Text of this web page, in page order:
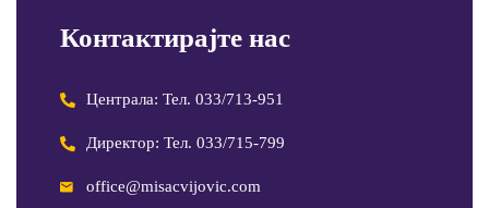
Контактирајте нас
Централа: Тел. 033/713-951
Директор: Тел. 033/715-799
office@misacvijovic.com